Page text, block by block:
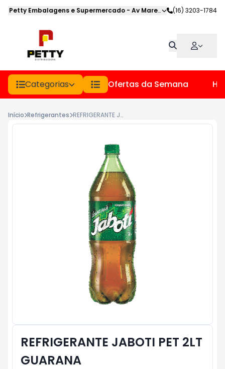
Petty Embalagens e Supermercado - Av Marechal Deodoro,
(16) 3203-1784
Categorias Ofertas da Semana
Início Refrigerantes REFRIGERANTE JABOTI PET 2LT GUARANA
REFRIGERANTE JABOTI PET 2LT
GUARANA